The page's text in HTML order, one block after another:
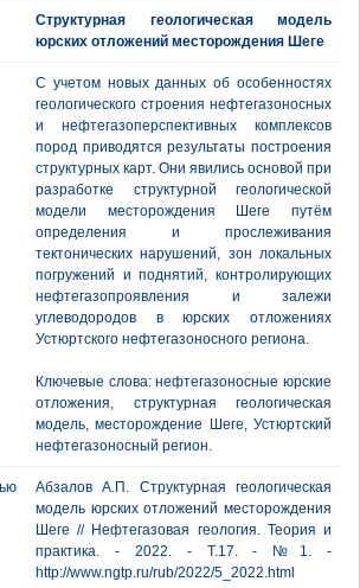
Структурная геологическая модель
юрских отложений месторождения Шеге
С учетом новых данных об особенностях
геологического строения нефтегазоносных
и нефтегазоперспективных комплексов
пород приводятся результаты построения
структурных карт. Они явились основой при
разработке структурной геологической
модели месторождения Шеге путём
определения и прослеживания
тектонических нарушений, зон локальных
погружений и поднятий, контролирующих
нефтегазопроявления и залежи
углеводородов в юрских отложениях
Устюртского нефтегазоносного региона.
Ключевые слова: нефтегазоносные юрские
отложения, структурная геологическая
модель, месторождение Шеге, Устюртский
нефтегазоносный регион.
Абзалов А.П. Структурная геологическая
модель юрских отложений месторождения
Шеге // Нефтегазовая геология. Теория и
практика. - 2022. - Т.17. - №1. -
http://www.ngtp.ru/rub/2022/5_2022.html